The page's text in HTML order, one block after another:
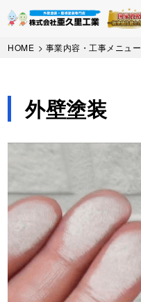
SkipHOME > 事業内容・工事メニュー
外壁塗装